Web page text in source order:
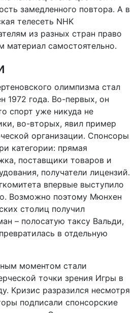
замедленного повтора. А в
телесеть NHK
из разных стран право
материал самостоятельно.
олимпизма стал
1972 года. Во-первых, он
спорт уже никуда не
во-вторых, явил пример
организации. Спонсоры
категории: прямая
поставщики товаров и
получатели лицензий.
впервые выступило
Возможно поэтому Мюнхен
столиц получил
– полосатую таксу Вальди,
в отдельную
моментом стали
точки зрения Игры в
Кризис разразился несмотря
подписали спонсорские